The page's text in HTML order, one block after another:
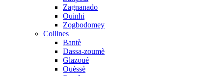
Zagnanado
Ouinhi
Zogbodomey
Collines
Bantè
Dassa-zoumè
Glazoué
Ouèssè